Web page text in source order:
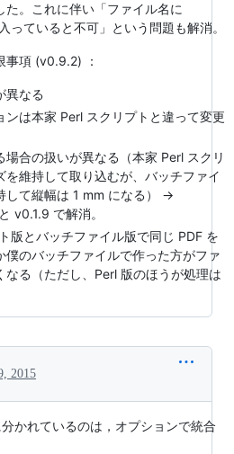
た。これに伴い「ファイル名に
っていると不可」という問題も解消。
事項 (v0.9.2) ：
異なる
ンは本家 Perl スクリプトと違って変更
場合の扱いが異なる（本家 Perl スクリ
を維持して取り込むが、バッチファイ
して縦幅は 1 mm になる） →
v0.1.9 で解消。
版とバッチファイル版で同じ PDF を
僕のバッチファイルで作った方がファ
なる（ただし、Perl 版のほうが処理は
2015
かれているのは，オプションで統合